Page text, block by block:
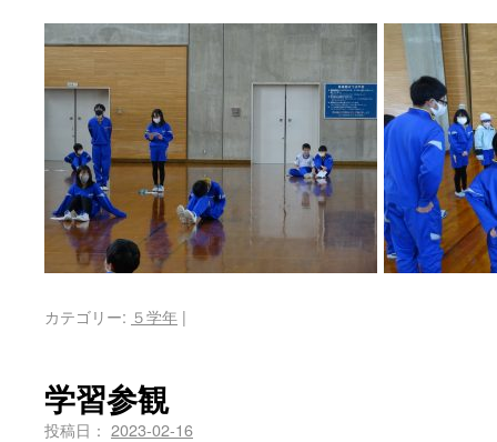
カテゴリー: ５学年 |
学習参観
投稿日： 2023-02-16